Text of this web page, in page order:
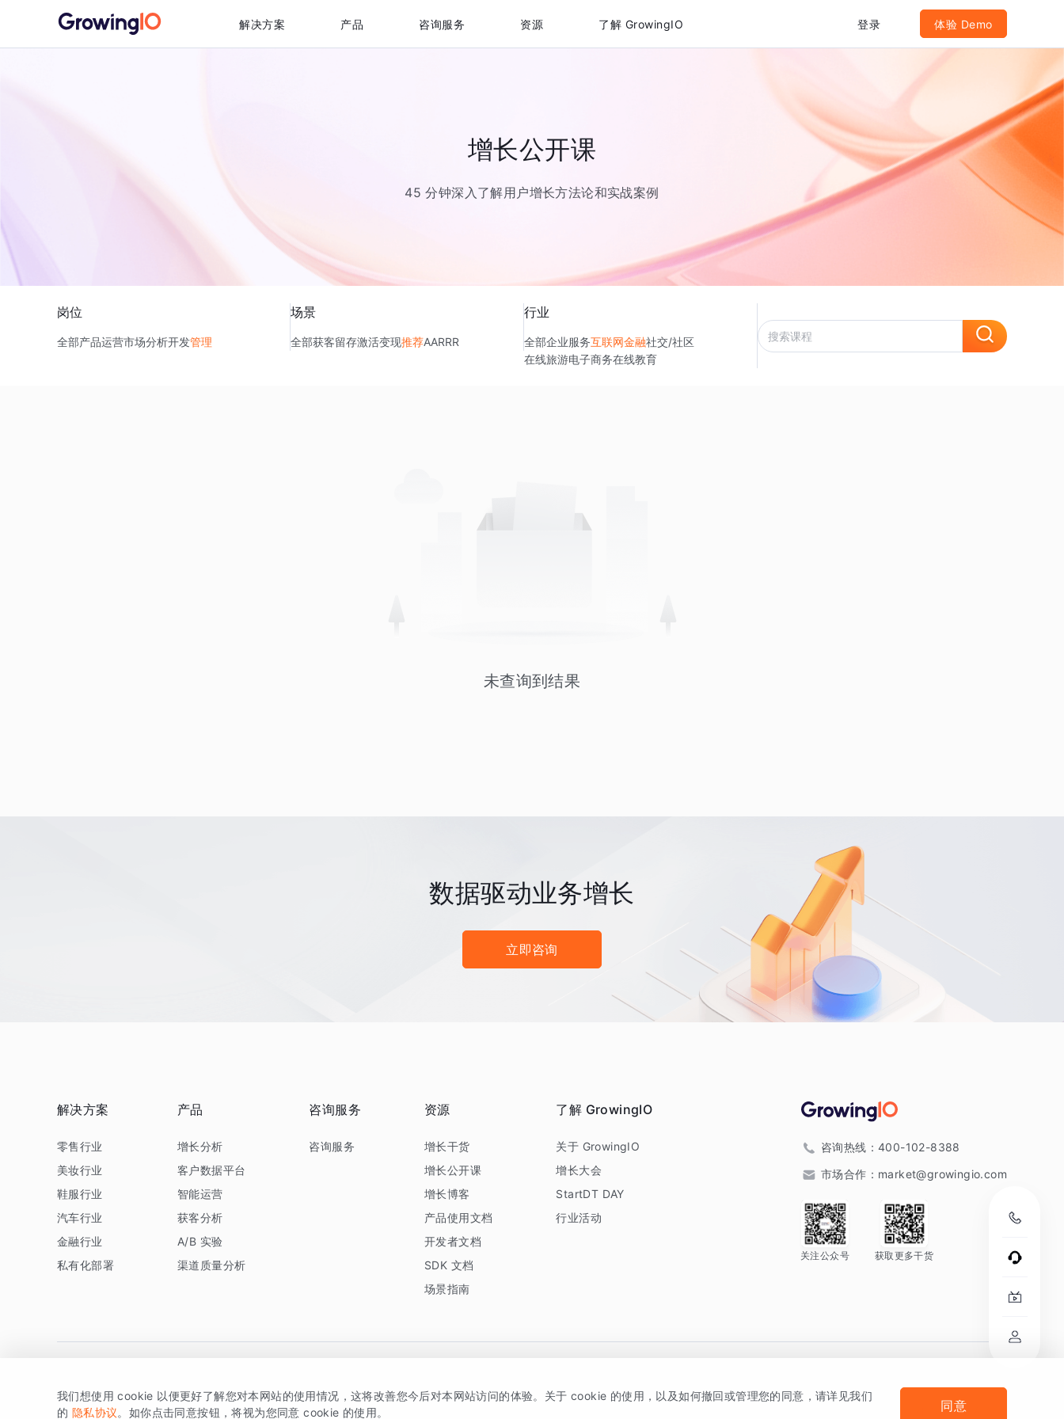
解决方案 产品 咨询服务 资源 了解 GrowingIO 登录 体验 Demo
增长公开课
45 分钟深入了解用户增长方法论和实战案例
岗位
全部产品运营市场分析开发管理
场景
全部获客留存激活变现推荐AARRR
行业
全部企业服务互联网金融社交/社区
在线旅游电子商务在线教育
未查询到结果
数据驱动业务增长
立即咨询
解决方案
零售行业
美妆行业
鞋服行业
汽车行业
金融行业
私有化部署
产品
增长分析
客户数据平台
智能运营
获客分析
A/B 实验
渠道质量分析
咨询服务
咨询服务
资源
增长干货
增长公开课
增长博客
产品使用文档
开发者文档
SDK 文档
场景指南
了解 GrowingIO
关于 GrowingIO
增长大会
StartDT DAY
行业活动
咨询热线： 400-102-8388
市场合作： market@growingio.com
关注公众号 获取更多干货
版权所有 © 北京易数科技有限公司SDK相关说明 京ICP备15038330号 法律声明及隐私条款
我们想使用 cookie 以便更好了解您对本网站的使用情况，这将改善您今后对本网站访问的体验。关于 cookie 的使用，以及如何撤回或管理您的同意，请详见我们
的 隐私协议。如你点击同意按钮，将视为您同意 cookie 的使用。 同意